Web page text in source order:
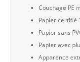
Couchage PE
Papier certifié
Papier sans
Papier avec
Apparence